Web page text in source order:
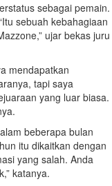
sebagai pemain.
sebuah kebahagiaan
ujar bekas juru
mendapatkan
tapi saya
yang luar biasa.
beberapa bulan
itu dikaitkan dengan
yang salah. Anda
katanya.